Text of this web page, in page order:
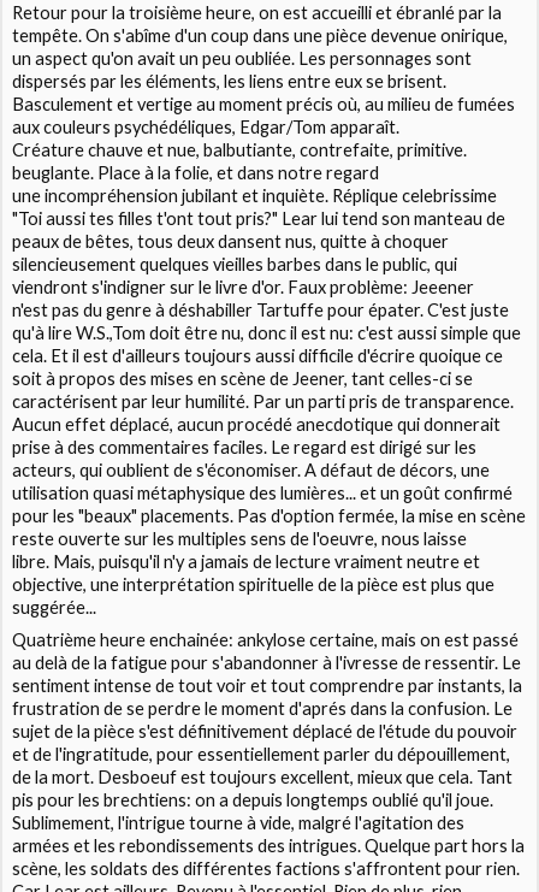
Retour pour la troisième heure, on est accueilli et ébranlé par la
tempête. On s'abîme d'un coup dans une pièce devenue onirique,
un aspect qu'on avait un peu oubliée. Les personnages sont
dispersés par les éléments, les liens entre eux se brisent.
Basculement et vertige au moment précis où, au milieu de fumées
aux couleurs psychédéliques, Edgar/Tom apparaît.
Créature chauve et nue, balbutiante, contrefaite, primitive.
beuglante. Place à la folie, et dans notre regard
une incompréhension jubilant et inquiète. Réplique celebrissime
"Toi aussi tes filles t'ont tout pris?" Lear lui tend son manteau de
peaux de bêtes, tous deux dansent nus, quitte à choquer
silencieusement quelques vieilles barbes dans le public, qui
viendront s'indigner sur le livre d'or. Faux problème: Jeeener
n'est pas du genre à déshabiller Tartuffe pour épater. C'est juste
qu'à lireW.S.,Tom doit être nu, donc il est nu: c'est aussi simple que
cela. Et il est d'ailleurs toujours aussi difficile d'écrire quoique ce
soit à propos des mises en scène de Jeener, tant celles-ci se
caractérisent par leur humilité. Par un parti pris de transparence.
Aucun effet déplacé, aucun procédé anecdotique qui donnerait
prise à des commentaires faciles. Le regard est dirigé sur les
acteurs, qui oublient de s'économiser. A défaut de décors, une
utilisation quasi métaphysique des lumières... et un goût confirmé
pour les "beaux" placements. Pas d'option fermée, la mise en scène
reste ouverte sur les multiples sens de l'oeuvre, nous laisse
libre. Mais, puisqu'il n'y a jamais de lecture vraiment neutre et
objective, une interprétation spirituelle de la pièce est plus que
suggérée...
Quatrième heure enchainée: ankylose certaine, mais on est passé
au delà de la fatigue pour s'abandonner à l'ivresse de ressentir. Le
sentiment intense de tout voir et tout comprendre par instants, la
frustration de se perdre le moment d'aprés dans la confusion. Le
sujet de la pièce s'est définitivement déplacé de l'étude du pouvoir
et de l'ingratitude, pour essentiellement parler du dépouillement,
de la mort. Desboeuf est toujours excellent, mieux que cela. Tant
pis pour les brechtiens: on a depuis longtemps oublié qu'il joue.
Sublimement, l'intrigue tourne à vide, malgré l'agitation des
armées et les rebondissements des intrigues. Quelque part hors la
scène, les soldats des différentes factions s'affrontent pour rien.